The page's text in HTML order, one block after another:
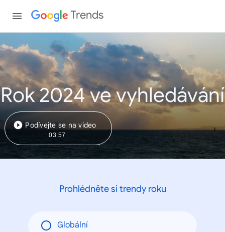
Trends
Rok 2024 ve vyhledávání
Podívejte se na video
03:57
Prohlédněte si trendy roku
Globální